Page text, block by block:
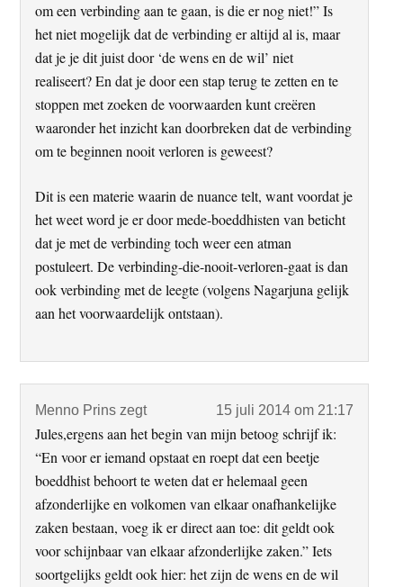
om een verbinding aan te gaan, is die er nog niet!” Is
het niet mogelijk dat de verbinding er altijd al is, maar
dat je je dit juist door ‘de wens en de wil’ niet
realiseert? En dat je door een stap terug te zetten en te
stoppen met zoeken de voorwaarden kunt creëren
waaronder het inzicht kan doorbreken dat de verbinding
om te beginnen nooit verloren is geweest?
Dit is een materie waarin de nuance telt, want voordat je
het weet word je er door mede-boeddhisten van beticht
dat je met de verbinding toch weer een atman
postuleert. De verbinding-die-nooit-verloren-gaat is dan
ook verbinding met de leegte (volgens Nagarjuna gelijk
aan het voorwaardelijk ontstaan).
Menno Prins zegt 15 juli 2014 om 21:17
Jules,ergens aan het begin van mijn betoog schrijf ik:
“En voor er iemand opstaat en roept dat een beetje
boeddhist behoort te weten dat er helemaal geen
afzonderlijke en volkomen van elkaar onafhankelijke
zaken bestaan, voeg ik er direct aan toe: dit geldt ook
voor schijnbaar van elkaar afzonderlijke zaken.” Iets
soortgelijks geldt ook hier: het zijn de wens en de wil